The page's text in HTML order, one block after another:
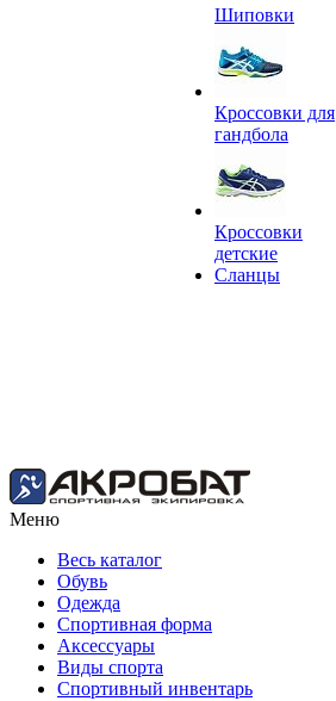
Шиповки
Кроссовки для
гандбола
Кроссовки
детские
Сланцы
Меню
Весь каталог
Обувь
Одежда
Спортивная форма
Аксессуары
Виды спорта
Спортивный инвентарь